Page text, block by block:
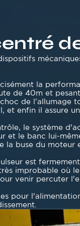
la
de 40m et
de
et enfin il assure
le système
et le banc lui-
la buse du moteur
est
improbable où
venir percuter
pour